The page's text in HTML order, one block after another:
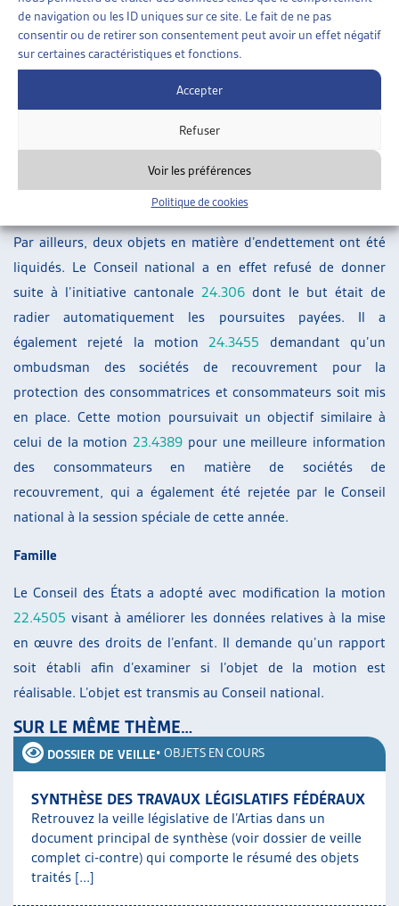
de navigation ou les ID uniques sur ce site. Le fait de ne pas
consentir ou de retirer son consentement peut avoir un effet négatif
sur certaines caractéristiques et fonctions.
Accepter
Refuser
Voir les préférences
Politique de cookies
l’Artias a publié en juin 2025 un article à ce propos (voir ci-
dessous « Sur le même thème… »).
Endettement
Le Conseil national a adhéré à la proposition de
modification du Conseil des États de la motion
souhaite réduire les émoluments en matière de poursuite et
de faillite. L’objet est transmis au Conseil fédéral pour
rédiger un projet de loi.
Par ailleurs, deux objets en matière d’endettement ont été
liquidés. Le Conseil national a en effet refusé de donner
suite à l’initiative cantonale 24.306 dont le but était de
radier automatiquement les poursuites payées. Il a
également rejeté la motion24.3455 demandant qu’un
ombudsman des sociétés de recouvrement pour la
protection des consommatrices et consommateurs soit mis
en place. Cette motion poursuivait un objectif similaire à
celui de la motion 23.4389 pour une meilleure information
des consommateurs en matière de sociétés de
recouvrement, qui a également été rejetée par le Conseil
national à la session spéciale de cette année.
Famille
Le Conseil des États a adopté avec modification la motion
22.4505 visant à améliorer les données relatives à la mise
en œuvre des droits de l’enfant. Il demande qu’un rapport
soit établi afin d’examiner si l’objet de la motion est
réalisable. L’objet est transmis au Conseil national.
SUR LE MÊME THÈME…
DOSSIER DE VEILLE• OBJETS EN COURS
SYNTHÈSE DES TRAVAUX LÉGISLATIFS FÉDÉRAUX
Retrouvez la veille législative de l’Artias dans un
document principal de synthèse (voir dossier de veille
complet ci-contre) qui comporte le résumé des objets
traités [...]